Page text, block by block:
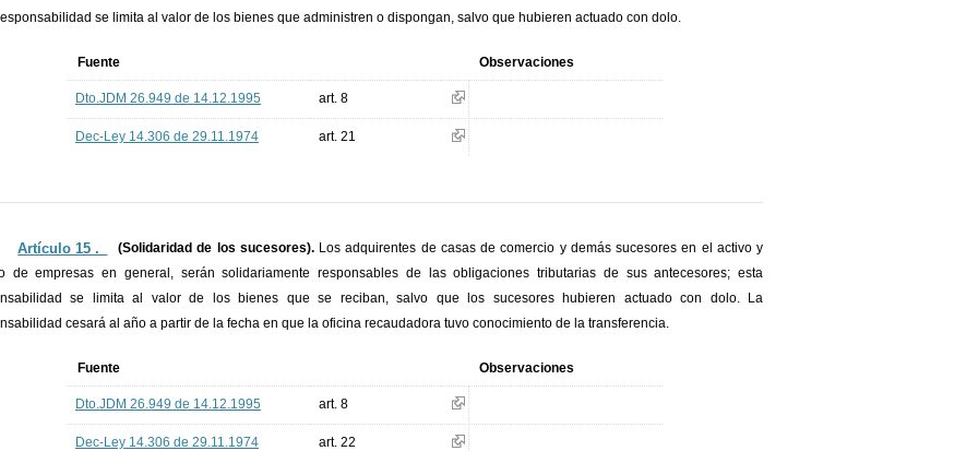
se limita al valor de los bienes que administren o dispongan, salvo que hubieren actuado con dolo.
Fuente Observaciones
Dto.JDM 26.949 de 14.12.1995 art. 8
Dec-Ley 14.306 de 29.11.1974 art. 21
Artículo 15 ._ (Solidaridad de los sucesores).Los adquirentes de casas de comercio y demás sucesores en el activo y
de empresas en general, serán solidariamente responsables de las obligaciones tributarias de sus antecesores; esta
se limita al valor de los bienes que se reciban, salvo que los sucesores hubieren actuado con dolo. La
cesará al año a partir de la fecha en que la oficina recaudadora tuvo conocimiento de la transferencia.
Fuente Observaciones
Dto.JDM 26.949 de 14.12.1995 art. 8
Dec-Ley 14.306 de 29.11.1974 art. 22